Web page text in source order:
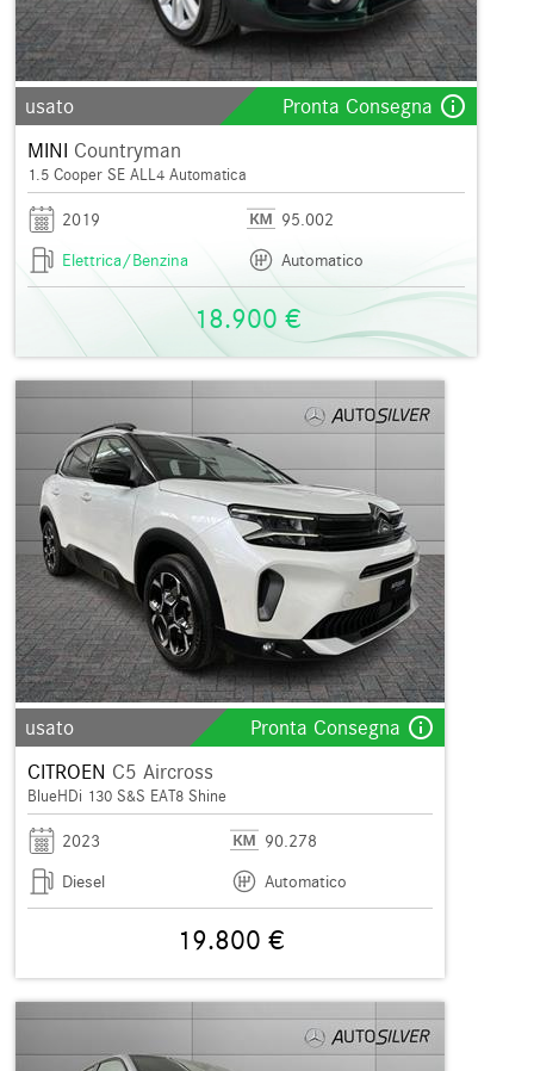
usato Pronta Consegna info_outline
MINI Countryman
1.5 Cooper SE ALL4 Automatica
2019
95.002
Elettrica/Benzina
Automatico
18.900 €
usato Pronta Consegna info_outline
CITROEN C5 Aircross
BlueHDi 130 S&S EAT8 Shine
2023
90.278
Diesel
Automatico
19.800 €